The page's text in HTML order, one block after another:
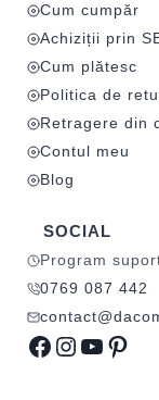
Cum cumpăr
Achiziții prin
Cum plătesc
Politica de
Retragere din
Contul meu
Blog
SOCIAL
Program
0769 087 442
Facebook